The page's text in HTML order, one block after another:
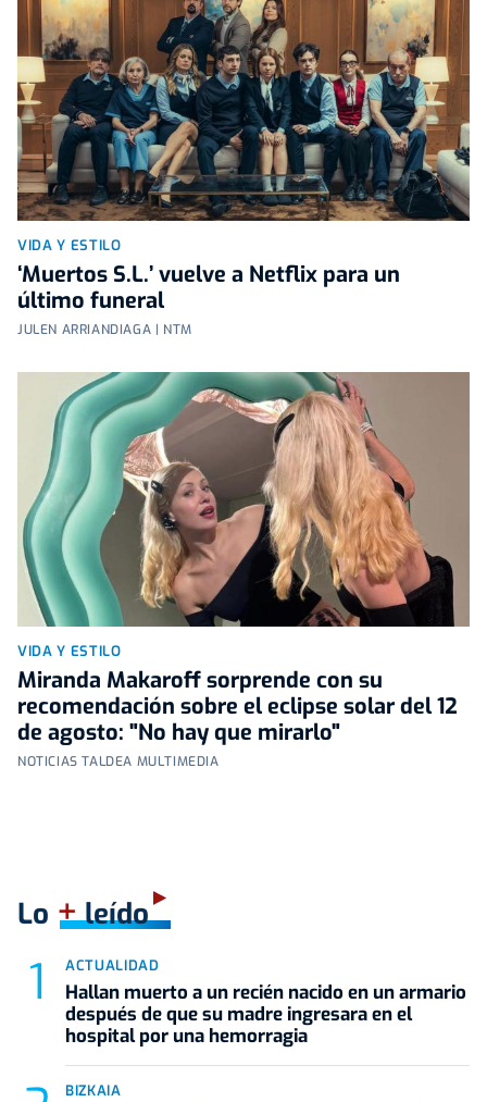
VIDA Y ESTILO
‘Muertos S.L.’ vuelve a Netflix para un
último funeral
JULEN ARRIANDIAGA | NTM
VIDA Y ESTILO
Miranda Makaroff sorprende con su
recomendación sobre el eclipse solar del 12
de agosto: "No hay que mirarlo"
NOTICIAS TALDEA MULTIMEDIA
Lo +leído
ACTUALIDAD
Hallan muerto a un recién nacido en un armario
después de que su madre ingresara en el
hospital por una hemorragia
BIZKAIA